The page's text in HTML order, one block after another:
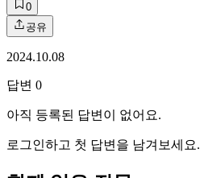
0
공유
2024.10.08
답변 0
아직 등록된 답변이 없어요.
로그인하고 첫 답변을 남겨보세요.